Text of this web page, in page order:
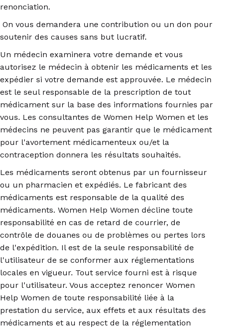
renonciation.
On vous demandera une contribution ou un don pour
soutenir des causes sans but lucratif.
Un médecin examinera votre demande et vous
autorisez le médecin à obtenir les médicaments et les
expédier si votre demande est approuvée. Le médecin
est le seul responsable de la prescription de tout
médicament sur la base des informations fournies par
vous. Les consultantes de Women Help Women et les
médecins ne peuvent pas garantir que le médicament
pour l'avortement médicamenteux ou/et la
contraception donnera les résultats souhaités.
Les médicaments seront obtenus par un fournisseur
ou un pharmacien et expédiés. Le fabricant des
médicaments est responsable de la qualité des
médicaments. Women Help Women décline toute
responsabilité en cas de retard de courrier, de
contrôle de douanes ou de problèmes ou pertes lors
de l'expédition. Il est de la seule responsabilité de
l'utilisateur de se conformer aux réglementations
locales en vigueur. Tout service fourni est à risque
pour l'utilisateur. Vous acceptez renoncer Women
Help Women de toute responsabilité liée à la
prestation du service, aux effets et aux résultats des
médicaments et au respect de la réglementation